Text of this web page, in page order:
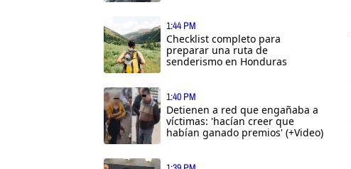
1:44 PM
Checklist completo para
preparar una ruta de
senderismo en Honduras
1:40 PM
Detienen a red que engañaba a
víctimas: 'hacían creer que
habían ganado premios' (+Video)